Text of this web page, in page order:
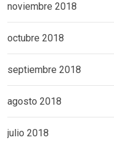
noviembre 2018
octubre 2018
septiembre 2018
agosto 2018
julio 2018